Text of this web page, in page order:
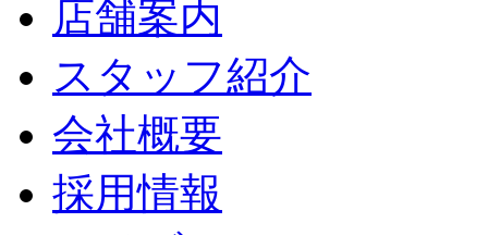
店舗案内
スタッフ紹介
会社概要
採用情報